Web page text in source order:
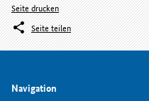
Seite drucken
Seite teilen
Navigation